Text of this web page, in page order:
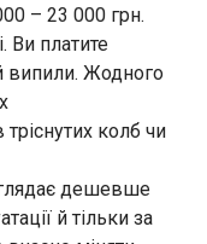
– 23 000 грн.
Ви платите
випили. Жодного
колб чи
дешевше
й тільки за